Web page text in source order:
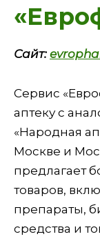
Сайт:
Сервис
аптеку с
«Народная
Москве и
предлагает
товаров,
препараты,
средства и